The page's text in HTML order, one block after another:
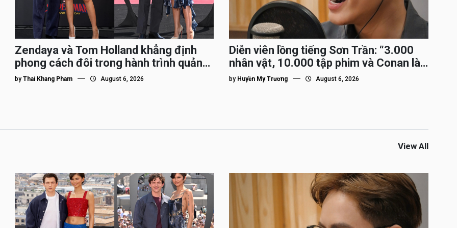
Zendaya và Tom Holland khẳng định
phong cách đôi trong hành trình quảng
bá Spider-Man
by Thai Khang Pham August 6, 2026
Diễn viên lồng tiếng Sơn Trần: “3.000
nhân vật, 10.000 tập phim và Conan là
nhân vật gắn bó lâu nhất”
by Huyền My Trương August 6, 2026
View All